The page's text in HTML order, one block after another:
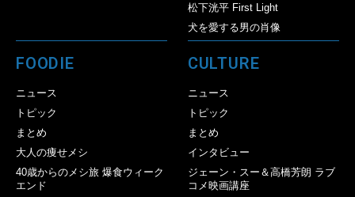
松下洸平 First Light
犬を愛する男の肖像
FOODIE
ニュース
トピック
まとめ
大人の痩せメシ
40歳からのメシ旅 爆食ウィーク
エンド
CULTURE
ニュース
トピック
まとめ
インタビュー
ジェーン・スー＆高橋芳朗 ラブ
コメ映画講座